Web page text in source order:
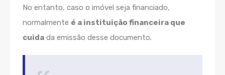
No entanto, caso o imóvel seja financiado,
normalmente é a instituição financeira que
cuida da emissão desse documento.